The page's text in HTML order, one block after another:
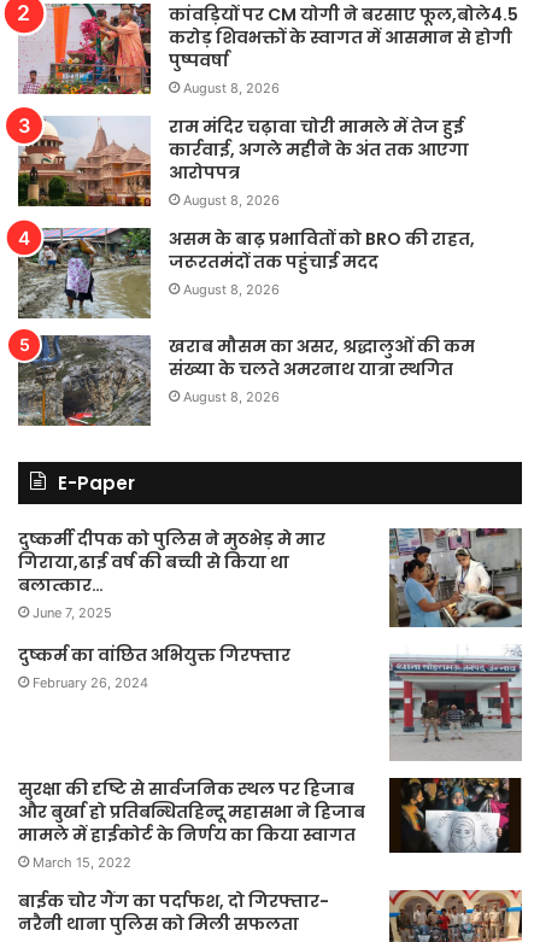
कांवड़ियों पर CM योगी ने बरसाए फूल,बोले4.5
करोड़ शिवभक्तों के स्वागत में आसमान से होगी
पुष्पवर्षा
August 8, 2026
राम मंदिर चढ़ावा चोरी मामले में तेज हुई
कार्रवाई, अगले महीने के अंत तक आएगा
आरोपपत्र
August 8, 2026
असम के बाढ़ प्रभावितों को BRO की राहत,
जरूरतमंदों तक पहुंचाई मदद
August 8, 2026
खराब मौसम का असर, श्रद्धालुओं की कम
संख्या के चलते अमरनाथ यात्रा स्थगित
August 8, 2026
E-Paper
दुष्कर्मी दीपक को पुलिस ने मुठभेड़ मे मार
गिराया,ढाई वर्ष की बच्ची से किया था
बलात्कार…
June 7, 2025
दुष्कर्म का वांछित अभियुक्त गिरफ्तार
February 26, 2024
सुरक्षा की दृष्टि से सार्वजनिक स्थल पर हिजाब
और बुर्खा हो प्रतिबन्धितहिन्दू महासभा ने हिजाब
मामले में हाईकोर्ट के निर्णय का किया स्वागत
March 15, 2022
बाईक चोर गैंग का पर्दाफश, दो गिरफ्तार-
नरैनी थाना पुलिस को मिली सफलता